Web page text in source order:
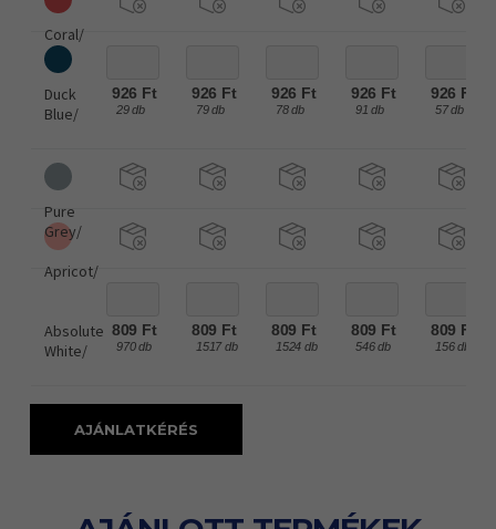
Coral/
Duck
Blue/
926 Ft
29 db
926 Ft
79 db
926 Ft
78 db
926 Ft
91 db
926 Ft
57 db
Pure
Grey/
Apricot/
Absolute
White/
809 Ft
970 db
809 Ft
1517 db
809 Ft
1524 db
809 Ft
546 db
809 Ft
156 db
AJÁNLATKÉRÉS